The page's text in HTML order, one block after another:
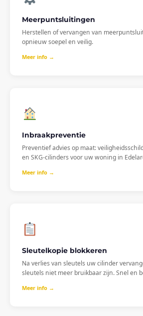
Meerpuntsluitingen
Herstellen of vervangen van
opnieuw soepel en veilig.
Meer info →
Inbraakpreventie
Preventief advies op maat:
en SKG-cilinders voor uw woning in
Meer info →
Sleutelkopie blokkeren
Na verlies van sleutels uw cilinder
sleutels niet meer bruikbaar zijn. Snel en
Meer info →